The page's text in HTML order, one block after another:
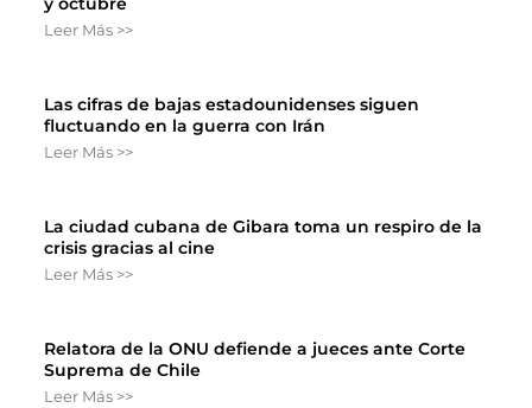
Leer Más >>
Las cifras de bajas estadounidenses siguen
fluctuando en la guerra con Irán
Leer Más >>
La ciudad cubana de Gibara toma un respiro de la
crisis gracias al cine
Leer Más >>
Relatora de la ONU defiende a jueces ante Corte
Suprema de Chile
Leer Más >>